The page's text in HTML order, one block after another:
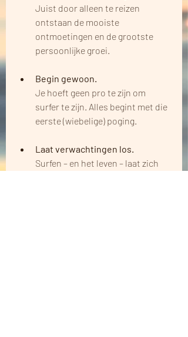
Juist door alleen te reizen
ontstaan de mooiste
ontmoetingen en de grootste
persoonlijke groei.
Begin gewoon.
Je hoeft geen pro te zijn om
surfer te zijn. Alles begint met die
eerste (wiebelige) poging.
Laat verwachtingen los.
Surfen – en het leven – laat zich